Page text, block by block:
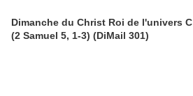
Dimanche du Christ Roi de l'univers C
(2 Samuel 5, 1-3) (DiMail 301)